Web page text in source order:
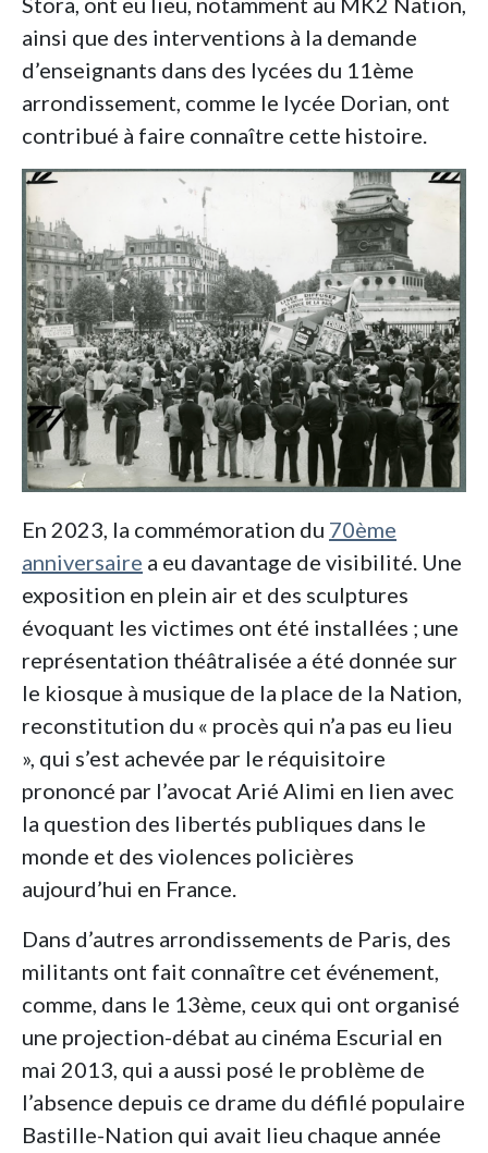
ainsi que des interventions à la demande
d’enseignants dans des lycées du 11ème
arrondissement, comme le lycée Dorian, ont
contribué à faire connaître cette histoire.
En 2023, la commémoration du 70ème
anniversaire a eu davantage de visibilité. Une
exposition en plein air et des sculptures
évoquant les victimes ont été installées ; une
représentation théâtralisée a été donnée sur
le kiosque à musique de la place de la Nation,
reconstitution du « procès qui n’a pas eu lieu
», qui s’est achevée par le réquisitoire
prononcé par l’avocat Arié Alimi en lien avec
la question des libertés publiques dans le
monde et des violences policières
aujourd’hui en France.
Dans d’autres arrondissements de Paris, des
militants ont fait connaître cet événement,
comme, dans le 13ème, ceux qui ont organisé
une projection-débat au cinéma Escurial en
mai 2013, qui a aussi posé le problème de
l’absence depuis ce drame du défilé populaire
Bastille-Nation qui avait lieu chaque année